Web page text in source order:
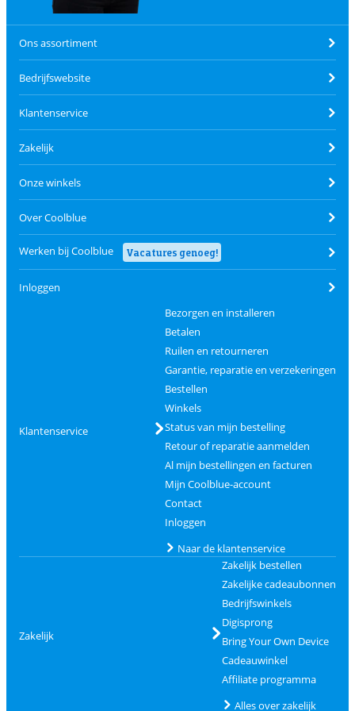
Ons assortiment
Bedrijfswebsite
Klantenservice
Zakelijk
Onze winkels
Over Coolblue
Werken bij Coolblue Vacatures genoeg!
Inloggen
Klantenservice
Bezorgen en installeren
Betalen
Ruilen en retourneren
Garantie, reparatie en verzekeringen
Bestellen
Winkels
Status van mijn bestelling
Retour of reparatie aanmelden
Al mijn bestellingen en facturen
Mijn Coolblue-account
Contact
Inloggen
Naar de klantenservice
Zakelijk
Zakelijk bestellen
Zakelijke cadeaubonnen
Bedrijfswinkels
Digisprong
Bring Your Own Device
Cadeauwinkel
Affiliate programma
Alles over zakelijk